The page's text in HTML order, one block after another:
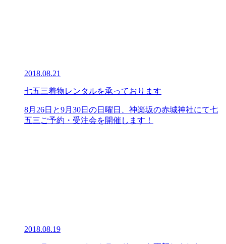
2018.08.21
七五三着物レンタルを承っております
8月26日と9月30日の日曜日、神楽坂の赤城神社にて七
五三ご予約・受注会を開催します！
2018.08.19